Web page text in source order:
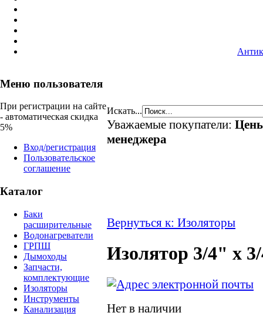
Меню пользователя
При регистрации на сайте
- автоматическая скидка
5%
Вход/регистрация
Пользовательское
соглашение
Каталог
Баки
расширительные
Водонагреватели
ГРПШ
Дымоходы
Запчасти,
комплектующие
Изоляторы
Инструменты
Канализация
Искать...
Уважаемые покупатели:
менеджера
Вернуться к: Изоляторы
Изолятор 3/4" х
Нет в наличии